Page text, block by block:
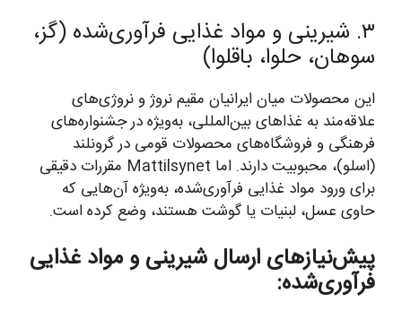
۳. شیرینی و مواد غذایی فرآوری‌شده (گز،
سوهان، حلوا، باقلوا)
این محصولات میان ایرانیان مقیم نروژ و نروژی‌های
علاقه‌مند به غذاهای بین‌المللی، به‌ویژه در جشنواره‌های
فرهنگی و فروشگاه‌های محصولات قومی در گرونلند
(اسلو)، محبوبیت دارند. اما Mattilsynet مقررات دقیقی
برای ورود مواد غذایی فرآوری‌شده، به‌ویژه آن‌هایی که
حاوی عسل، لبنیات یا گوشت هستند، وضع کرده است.
پیش‌نیازهای ارسال شیرینی و مواد غذایی
فرآوری‌شده: